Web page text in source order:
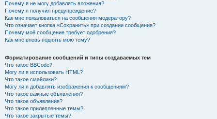
Почему я не могу добавлять вложения?
Почему я получил предупреждение?
Как мне пожаловаться на сообщения модератору?
Что означает кнопка «Сохранить» при создании сообщения?
Почему моё сообщение требует одобрения?
Как мне вновь поднять мою тему?
Форматирование сообщений и типы создаваемых тем
Что такое BBCode?
Могу ли я использовать HTML?
Что такое смайлики?
Могу ли я добавлять изображения к сообщениям?
Что такое важные объявления?
Что такое объявления?
Что такое прилепленные темы?
Что такое закрытые темы?